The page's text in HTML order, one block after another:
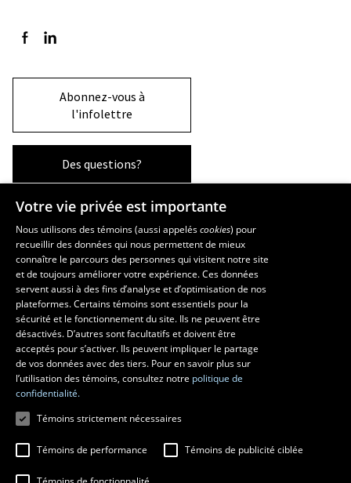
Suivez-nous sur Facebook
Suivez-nous sur LinkedIn
Abonnez-vous à
l'infolettre
Des questions?
La Faculté et ses écoles
Faculté d’aménagement, d’architecture, d’art et de design
École d’art
École supérieure d’aménagement du territoire et de développement
régional
École d’architecture
École de design
Votre vie privée est importante
Nous utilisons des témoins (aussi appeléscookies) pour
recueillir des données qui nous permettent de mieux
connaître le parcours des personnes qui visitent notre site
et de toujours améliorer votre expérience. Ces données
servent aussi à des fins d’analyse et d’optimisation de nos
plateformes. Certains témoins sont essentiels pour la
sécurité et le fonctionnement du site. Ils ne peuvent être
désactivés. D’autres sont facultatifs et doivent être
acceptés pour s’activer. Ils peuvent impliquer le partage
de vos données avec des tiers. Pour en savoir plus sur
l’utilisation des témoins, consultez notre politique de
confidentialité.
Témoins strictement nécessaires
Témoins de performance Témoins de publicité ciblée